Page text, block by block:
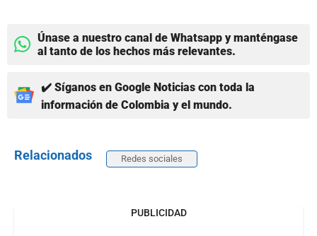
Únase a nuestro canal de Whatsapp y manténgase
al tanto de los hechos más relevantes.
✔️ Síganos en Google Noticias con toda la
información de Colombia y el mundo.
Relacionados Redes sociales
PUBLICIDAD